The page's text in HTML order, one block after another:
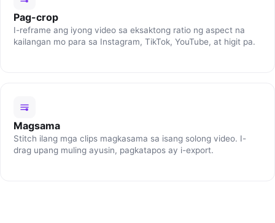
Pag-crop
I-reframe ang iyong video sa eksaktong ratio ng aspect na
kailangan mo para sa Instagram, TikTok, YouTube, at higit pa.
Magsama
Stitch ilang mga clips magkasama sa isang solong video. I-
drag upang muling ayusin, pagkatapos ay i-export.